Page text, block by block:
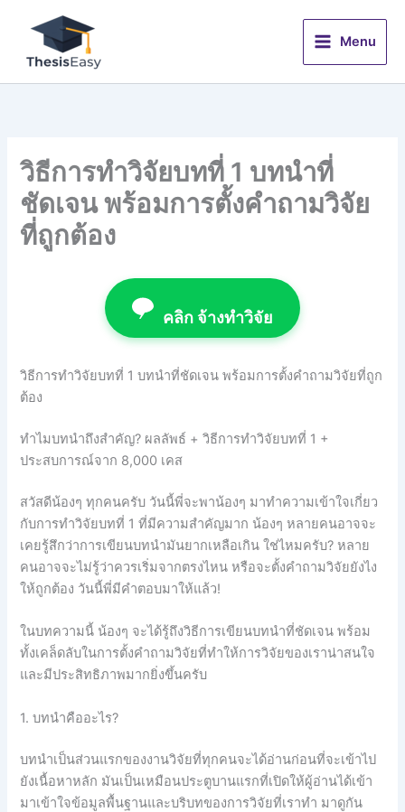
content
Menu
วิธีการทำวิจัยบทที่ 1 บทนำที่
ชัดเจน พร้อมการตั้งคำถามวิจัย
ที่ถูกต้อง
คลิก จ้างทำวิจัย
วิธีการทำวิจัยบทที่ 1 บทนำที่ชัดเจน พร้อมการตั้งคำถามวิจัยที่ถูก
ต้อง
ทำไมบทนำถึงสำคัญ? ผลลัพธ์ + วิธีการทำวิจัยบทที่ 1 +
ประสบการณ์จาก 8,000 เคส
สวัสดีน้องๆ ทุกคนครับ วันนี้พี่จะพาน้องๆ มาทำความเข้าใจเกี่ยว
กับการทำวิจัยบทที่ 1 ที่มีความสำคัญมาก น้องๆ หลายคนอาจจะ
เคยรู้สึกว่าการเขียนบทนำมันยากเหลือเกิน ใช่ไหมครับ? หลาย
คนอาจจะไม่รู้ว่าควรเริ่มจากตรงไหน หรือจะตั้งคำถามวิจัยยังไง
ให้ถูกต้อง วันนี้พี่มีคำตอบมาให้แล้ว!
ในบทความนี้ น้องๆ จะได้รู้ถึงวิธีการเขียนบทนำที่ชัดเจน พร้อม
ทั้งเคล็ดลับในการตั้งคำถามวิจัยที่ทำให้การวิจัยของเราน่าสนใจ
และมีประสิทธิภาพมากยิ่งขึ้นครับ
1. บทนำคืออะไร?
บทนำเป็นส่วนแรกของงานวิจัยที่ทุกคนจะได้อ่านก่อนที่จะเข้าไป
ยังเนื้อหาหลัก มันเป็นเหมือนประตูบานแรกที่เปิดให้ผู้อ่านได้เข้า
มาเข้าใจข้อมูลพื้นฐานและบริบทของการวิจัยที่เราทำ มาดูกัน